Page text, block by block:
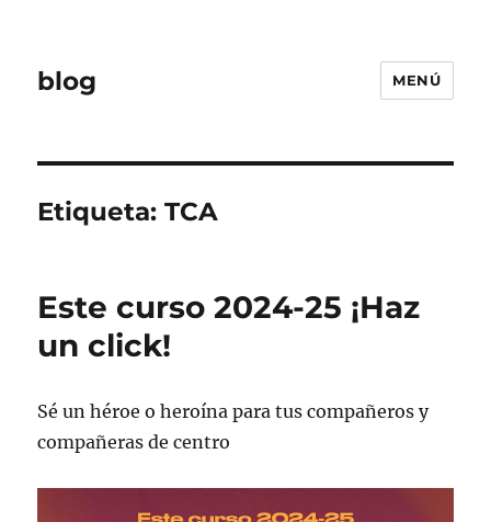
blog MENÚ
Etiqueta:TCA
Este curso 2024-25 ¡Haz
un click!
Sé un héroe o heroína para tus compañeros y
compañeras de centro